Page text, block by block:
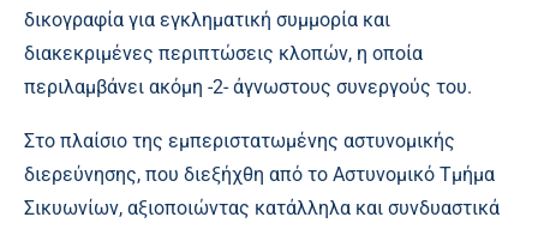
δικογραφία για εγκληματική συμμορία και
διακεκριμένες περιπτώσεις κλοπών, η οποία
περιλαμβάνει ακόμη -2- άγνωστους συνεργούς του.
Στο πλαίσιο της εμπεριστατωμένης αστυνομικής
διερεύνησης, που διεξήχθη από το Αστυνομικό Τμήμα
Σικυωνίων, αξιοποιώντας κατάλληλα και συνδυαστικά